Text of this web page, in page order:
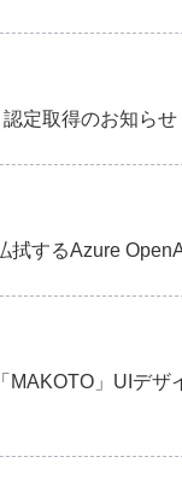
定取得のお知らせ
するAzure
」UIデザ